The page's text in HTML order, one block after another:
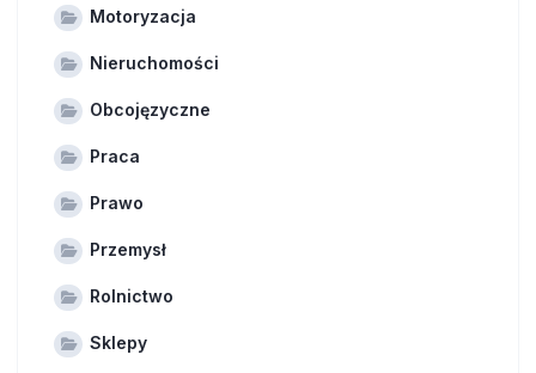
Motoryzacja
Nieruchomości
Obcojęzyczne
Praca
Prawo
Przemysł
Rolnictwo
Sklepy